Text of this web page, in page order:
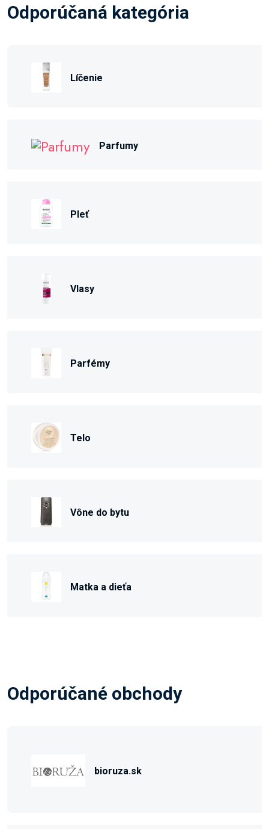
Odporúčaná kategória
Líčenie
Parfumy
Pleť
Vlasy
Parfémy
Telo
Vône do bytu
Matka a dieťa
Odporúčané obchody
bioruza.sk